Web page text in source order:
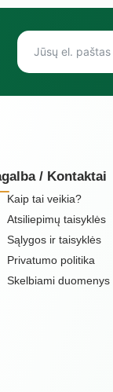
/ Kontaktai
Kaip tai veikia?
Atsiliepimų taisyklės
Sąlygos ir taisyklės
Privatumo politika
Skelbiami duomenys